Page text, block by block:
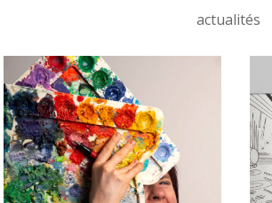
actualités